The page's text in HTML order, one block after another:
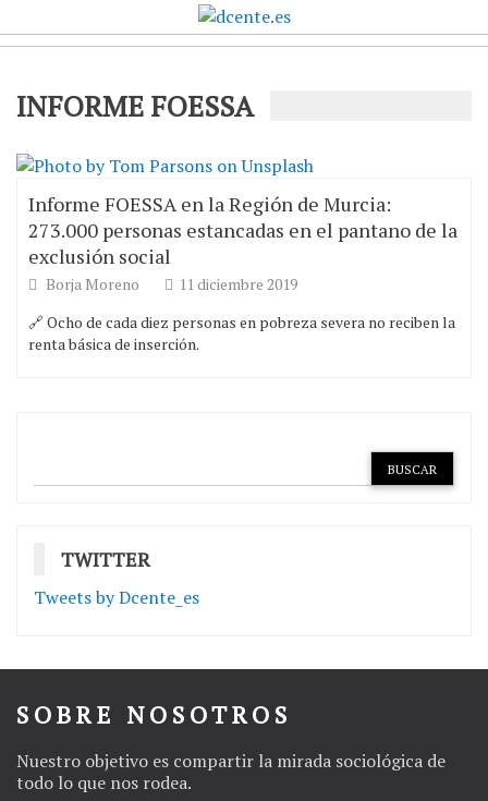
INFORME FOESSA
Informe FOESSA en la Región de Murcia:
273.000 personas estancadas en el pantano de la
exclusión social
Borja Moreno
11 diciembre 2019
🔗 Ocho de cada diez personas en pobreza severa no reciben la
renta básica de inserción.
TWITTER
Tweets by Dcente_es
SOBRE NOSOTROS
Nuestro objetivo es compartir la mirada sociológica de
todo lo que nos rodea.